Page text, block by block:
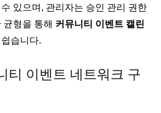
있으며, 관리자는 승인 관리 권한
균형을 통해 커뮤니티 이벤트 캘린
습니다.
티 이벤트 네트워크 구